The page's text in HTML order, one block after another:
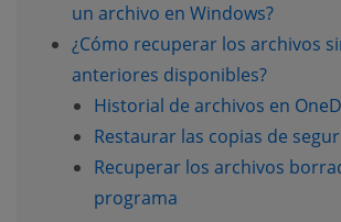
un archivo en Windows?
¿Cómo recuperar los archivos
anteriores disponibles?
Historial de archivos en
Restaurar las copias de
Recuperar los archivos
programa